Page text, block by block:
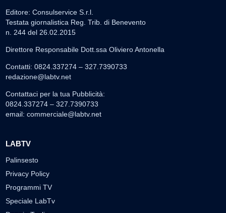
Editore: Consulservice S.r.l.
Testata giornalistica Reg. Trib. di Benevento
n. 244 del 26.02.2015
Direttore Responsabile Dott.ssa Oliviero Antonella
Contatti: 0824.337274 – 327.7390733
redazione@labtv.net
Contattaci per la tua Pubblicità:
0824.337274 – 327.7390733
email: commerciale@labtv.net
LABTV
Palinsesto
Privacy Policy
Programmi TV
Speciale LabTv